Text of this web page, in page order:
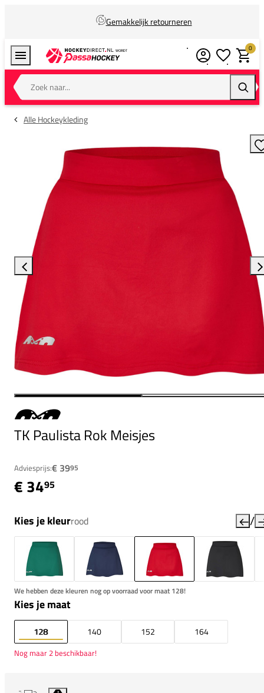
Gemakkelijk retourneren
Zoek naar...
0
Alle Hockeykleding
TK Paulista Rok Meisjes
Adviesprijs:€ 3995
€ 3495
Kies je kleurrood /
We hebben deze kleuren nog op voorraad voor maat 128!
Kies je maat
128 140 152 164
Nog maar 2 beschikbaar!